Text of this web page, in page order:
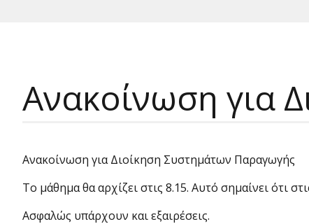
Ανακοίνωση για
Ανακοίνωση για Διοίκηση Συστημάτων Παραγωγής
Το μάθημα θα αρχίζει στις 8.15. Αυτό σημαίνει ότι
Ασφαλώς υπάρχουν και εξαιρέσεις.